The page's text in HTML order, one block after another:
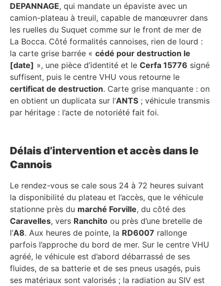
DEPANNAGE, qui mandate un épaviste avec un
camion-plateau à treuil, capable de manœuvrer dans
les ruelles du Suquet comme sur le front de mer de
La Bocca. Côté formalités cannoises, rien de lourd :
la carte grise barrée « cédé pour destruction le
[date] », une pièce d’identité et le Cerfa 15776 signé
suffisent, puis le centre VHU vous retourne le
certificat de destruction. Carte grise manquante : on
en obtient un duplicata sur l’ANTS ; véhicule transmis
par héritage : l’acte de notoriété fait foi.
Délais d’intervention et accès dans le
Cannois
Le rendez-vous se cale sous 24 à 72 heures suivant
la disponibilité du plateau et l’accès, que le véhicule
stationne près du marché Forville, du côté des
Caravelles, vers Ranchito ou près d’une bretelle de
l’A8. Aux heures de pointe, la RD6007 rallonge
parfois l’approche du bord de mer. Sur le centre VHU
agréé, le véhicule est d’abord débarrassé de ses
fluides, de sa batterie et de ses pneus usagés, puis
ses matériaux sont valorisés ; la radiation au SIV est